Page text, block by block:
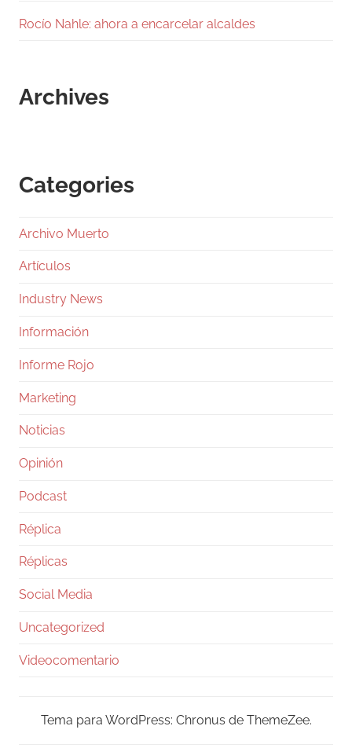
Rocío Nahle: ahora a encarcelar alcaldes
Archives
Categories
Archivo Muerto
Artículos
Industry News
Información
Informe Rojo
Marketing
Noticias
Opinión
Podcast
Réplica
Réplicas
Social Media
Uncategorized
Videocomentario
Tema para WordPress: Chronus de ThemeZee.